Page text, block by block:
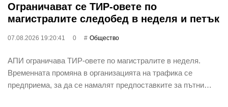
Ограничават се ТИР-овете по
магистралите следобед в неделя и петък
07.08.2026 19:20:41 0 Общество
АПИ ограничава ТИР-овете по магистралите в неделя.
Временната промяна в организацията на трафика се
предприема, за да се намалят предпоставките за пътни…